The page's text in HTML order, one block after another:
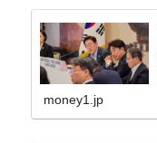
money1.jp